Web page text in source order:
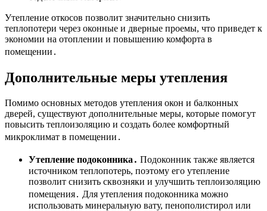
Утепление откосов позволит значительно снизить
теплопотери через оконные и дверные проемы, что приведет к
экономии на отоплении и повышению комфорта в
помещении․
Дополнительные меры утепления
Помимо основных методов утепления окон и балконных
дверей, существуют дополнительные меры, которые помогут
повысить теплоизоляцию и создать более комфортный
микроклимат в помещении․
Утепление подоконника․ Подоконник также является
источником теплопотерь, поэтому его утепление
позволит снизить сквозняки и улучшить теплоизоляцию
помещения․ Для утепления подоконника можно
использовать минеральную вату, пенополистирол или